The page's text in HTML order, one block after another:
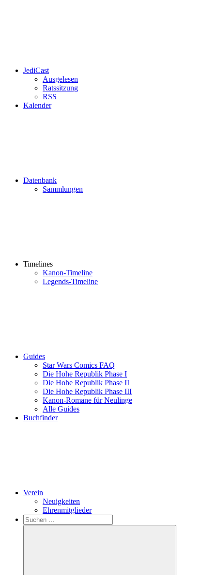
JediCast
Ausgelesen
Ratssitzung
RSS
Kalender
Datenbank
Sammlungen
Timelines
Kanon-Timeline
Legends-Timeline
Guides
Star Wars Comics FAQ
Die Hohe Republik Phase I
Die Hohe Republik Phase II
Die Hohe Republik Phase III
Kanon-Romane für Neulinge
Alle Guides
Buchfinder
Verein
Neuigkeiten
Ehrenmitglieder
Search
Suchen
nach: